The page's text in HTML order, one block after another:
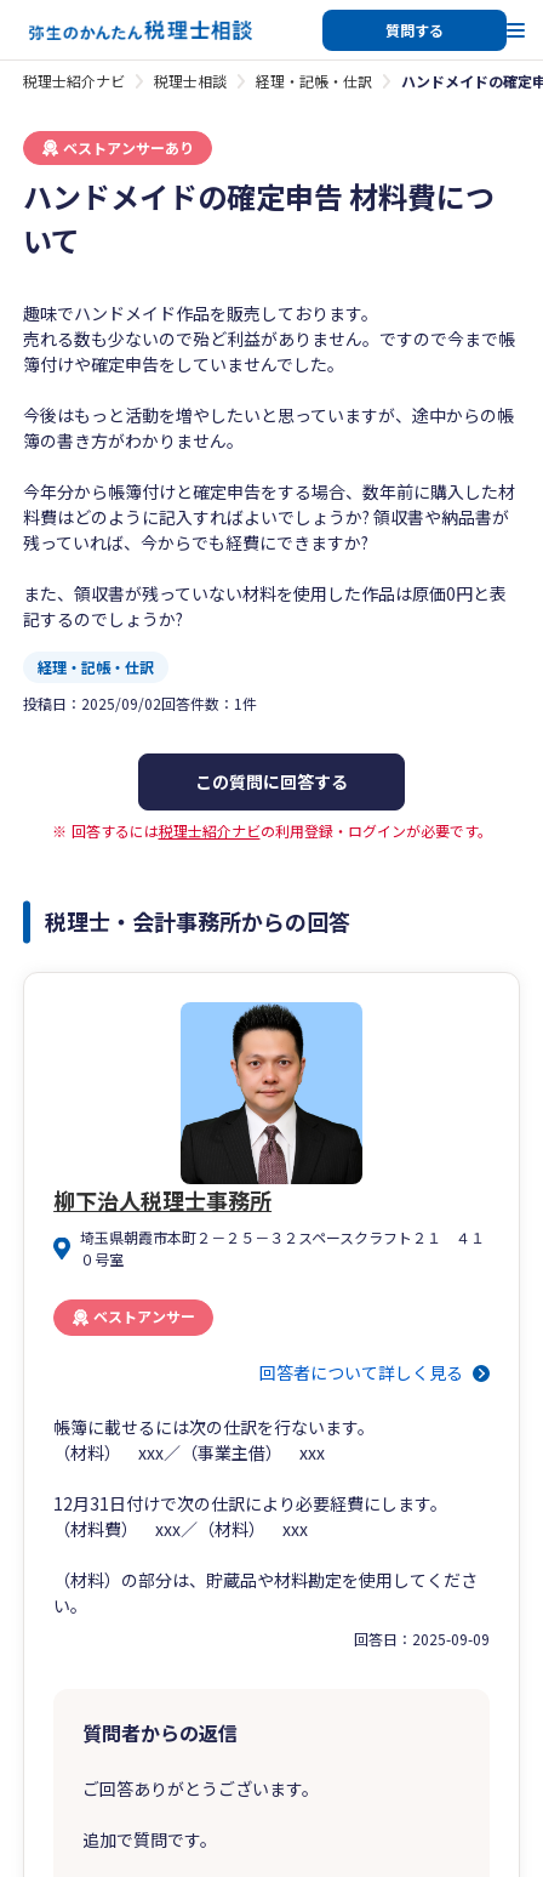
質問する
税理士紹介ナビ 税理士相談 経理・記帳・仕訳 ハンドメイドの確定
ベストアンサーあり
ハンドメイドの確定申告 材料費につ
いて
趣味でハンドメイド作品を販売しております。
売れる数も少ないので殆ど利益がありません。ですので今まで帳
簿付けや確定申告をしていませんでした。
今後はもっと活動を増やしたいと思っていますが、途中からの帳
簿の書き方がわかりません。
今年分から帳簿付けと確定申告をする場合、数年前に購入した材
料費はどのように記入すればよいでしょうか? 領収書や納品書が
残っていれば、今からでも経費にできますか?
また、領収書が残っていない材料を使用した作品は原価0円と表
記するのでしょうか?
経理・記帳・仕訳
投稿日： 2025/09/02回答件数： 1件
この質問に回答する
回答するには税理士紹介ナビの利用登録・ログインが必要です。
税理士・会計事務所からの回答
柳下治人税理士事務所
埼玉県朝霞市本町２－２５－３２スペースクラフト２１ ４１
０号室
ベストアンサー
回答者について詳しく見る
帳簿に載せるには次の仕訳を行ないます。
（材料） xxx／（事業主借） xxx
12月31日付けで次の仕訳により必要経費にします。
（材料費） xxx／（材料） xxx
（材料）の部分は、貯蔵品や材料勘定を使用してくださ
い。
回答日： 2025-09-09
質問者からの返信
ご回答ありがとうございます。
追加で質問です。